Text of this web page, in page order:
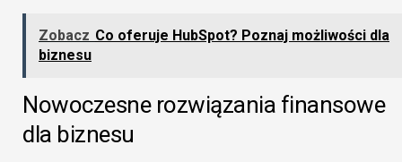
Zobacz Co oferuje HubSpot? Poznaj możliwości dla
biznesu
Nowoczesne rozwiązania finansowe
dla biznesu